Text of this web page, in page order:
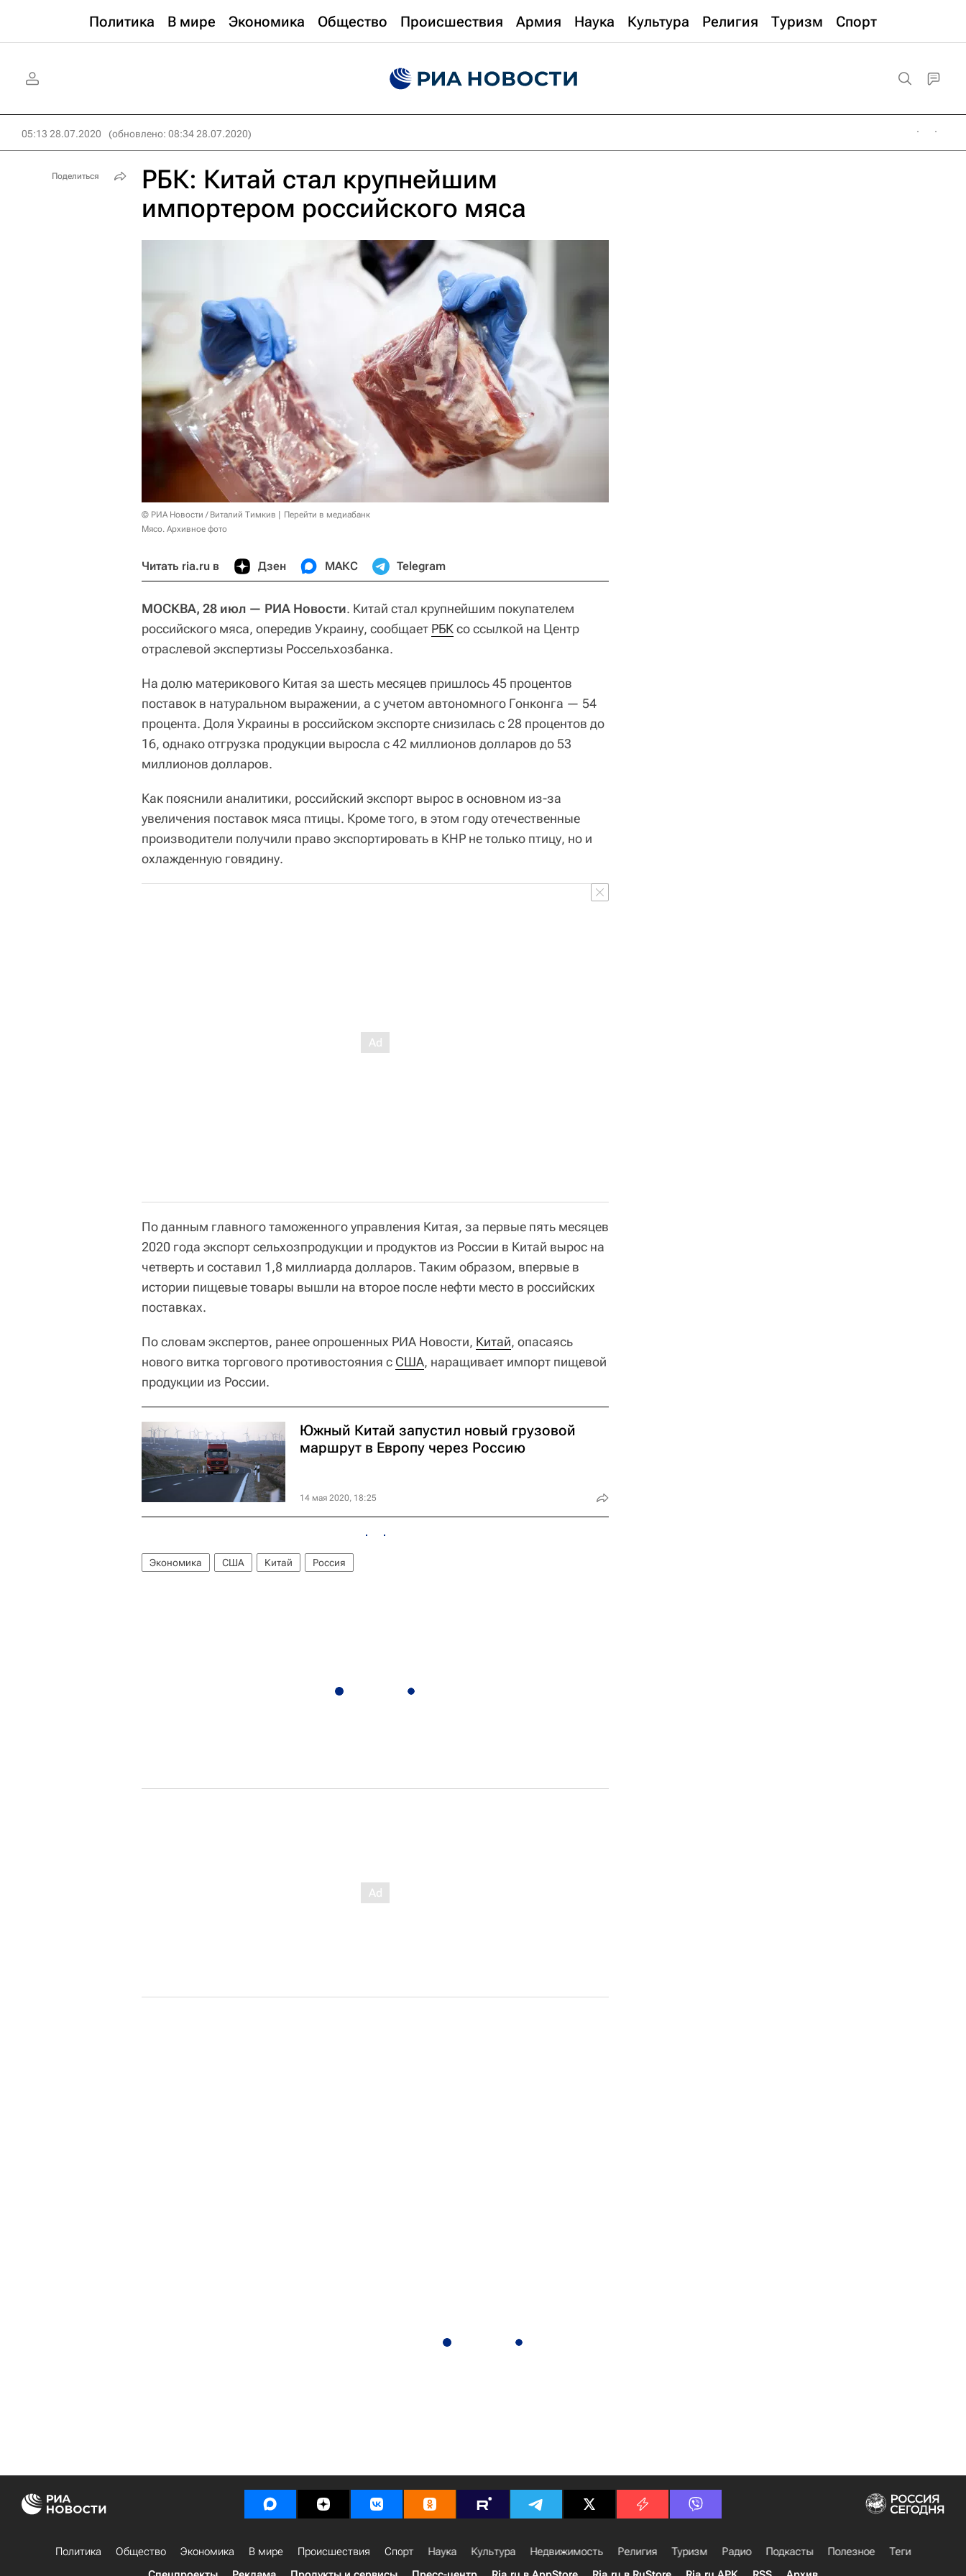
Политика В мире Экономика Общество Происшествия Армия Наука Культура Религия Туризм Спорт
05:13 28.07.2020 (обновлено: 08:34 28.07.2020)
РБК: Китай стал крупнейшим
импортером российского мяса
© РИА Новости / Виталий Тимкив
Перейти в медиабанк
Мясо. Архивное фото
Читать ria.ru в Дзен МАКС Telegram
МОСКВА, 28 июл — РИА Новости. Китай стал крупнейшим покупателем
российского мяса, опередив Украину, сообщает РБКсо ссылкой на Центр
отраслевой экспертизы Россельхозбанка.
На долю материкового Китая за шесть месяцев пришлось 45 процентов
поставок в натуральном выражении, а с учетом автономного Гонконга — 54
процента. Доля Украины в российском экспорте снизилась с 28 процентов до
16, однако отгрузка продукции выросла с 42 миллионов долларов до 53
миллионов долларов.
Как пояснили аналитики, российский экспорт вырос в основном из-за
увеличения поставок мяса птицы. Кроме того, в этом году отечественные
производители получили право экспортировать в КНР не только птицу, но и
охлажденную говядину.
По данным главного таможенного управления Китая, за первые пять месяцев
2020 года экспорт сельхозпродукции и продуктов из России в Китай вырос на
четверть и составил 1,8 миллиарда долларов. Таким образом, впервые в
истории пищевые товары вышли на второе после нефти место в российских
поставках.
По словам экспертов, ранее опрошенных РИА Новости, Китай, опасаясь
нового витка торгового противостояния с США, наращивает импорт пищевой
продукции из России.
Южный Китай запустил новый грузовой
маршрут в Европу через Россию
14 мая 2020, 18:25
Экономика США Китай Россия
Поделиться
Политика Общество Экономика В мире Происшествия Спорт Наука Культура Недвижимость Религия Туризм Радио Подкасты Полезное
Теги